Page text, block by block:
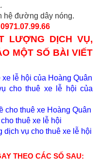
hệ đường dây nóng.
0971.07.99.66
LƯỢNG DỊCH VỤ,
MỘT SỐ BÀI VIẾT
lễ hội của Hoàng Quân
cho thuê xe lễ hội của
cho thuê xe Hoàng Quân
thuê xe lễ hội
dịch vụ cho thuê xe lễ hội
THEO CÁC SỐ SAU: